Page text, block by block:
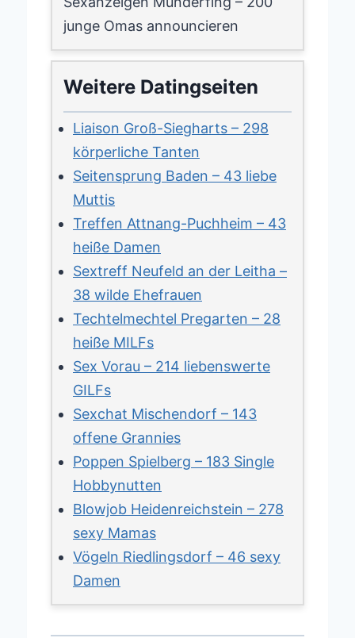
junge Omas announcieren
Weitere Datingseiten
Liaison Groß-Siegharts – 298
körperliche Tanten
Seitensprung Baden – 43 liebe
Muttis
Treffen Attnang-Puchheim – 43
heiße Damen
Sextreff Neufeld an der Leitha –
38 wilde Ehefrauen
Techtelmechtel Pregarten – 28
heiße MILFs
Sex Vorau – 214 liebenswerte
GILFs
Sexchat Mischendorf – 143
offene Grannies
Poppen Spielberg – 183 Single
Hobbynutten
Blowjob Heidenreichstein – 278
sexy Mamas
Vögeln Riedlingsdorf – 46 sexy
Damen